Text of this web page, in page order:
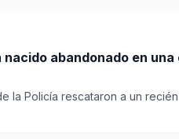
abandonado en
la Policía rescataron a un